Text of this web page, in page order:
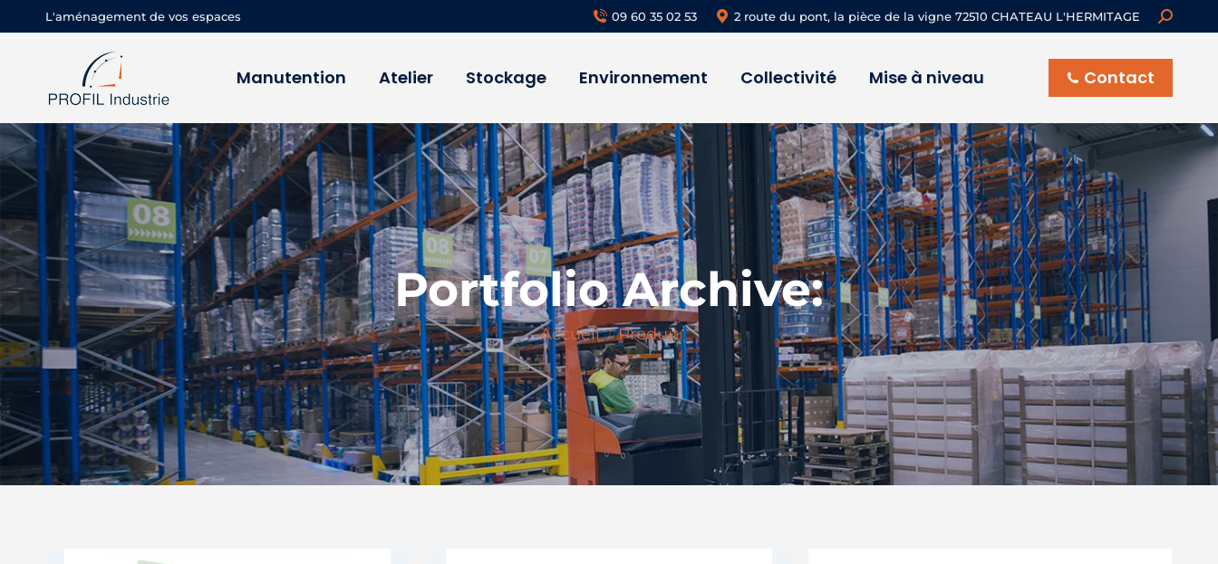
L'aménagement de vos espaces 09 60 35 02 53 2 route du pont, la pièce de la vigne 72510 CHATEAU L'HERMITAGE
:
Manutention Atelier Stockage Environnement Collectivité Mise à niveau Contact
Portfolio Archive:
Vous êtes ici :
Accueil Produit